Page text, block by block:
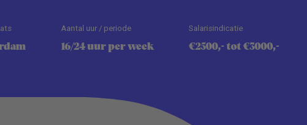
Aantal uur / periode
16/24 uur per week
Salarisindicatie
€2500,- tot €3000,-